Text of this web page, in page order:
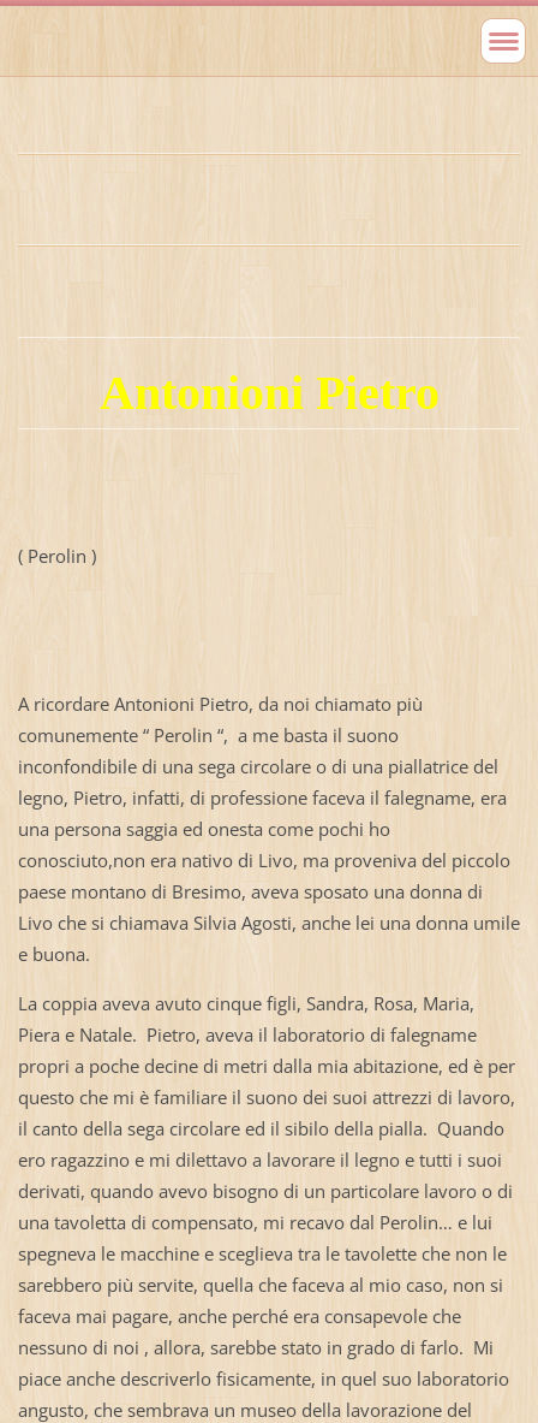
Antonioni Pietro
( Perolin )
A ricordare Antonioni Pietro, da noi chiamato più
comunemente “ Perolin “, a me basta il suono
inconfondibile di una sega circolare o di una piallatrice del
legno, Pietro, infatti, di professione faceva il falegname, era
una persona saggia ed onesta come pochi ho
conosciuto,non era nativo di Livo, ma proveniva del piccolo
paese montano di Bresimo, aveva sposato una donna di
Livo che si chiamava Silvia Agosti, anche lei una donna umile
e buona.
La coppia aveva avuto cinque figli, Sandra, Rosa, Maria,
Piera e Natale. Pietro, aveva il laboratorio di falegname
propri a poche decine di metri dalla mia abitazione, ed è per
questo che mi è familiare il suono dei suoi attrezzi di lavoro,
il canto della sega circolare ed il sibilo della pialla. Quando
ero ragazzino e mi dilettavo a lavorare il legno e tutti i suoi
derivati, quando avevo bisogno di un particolare lavoro o di
una tavoletta di compensato, mi recavo dal Perolin… e lui
spegneva le macchine e sceglieva tra le tavolette che non le
sarebbero più servite, quella che faceva al mio caso, non si
faceva mai pagare, anche perché era consapevole che
nessuno di noi , allora, sarebbe stato in grado di farlo. Mi
piace anche descriverlo fisicamente, in quel suo laboratorio
angusto, che sembrava un museo della lavorazione del